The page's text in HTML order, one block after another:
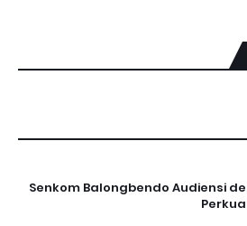
Senkom Balongbendo Audiensi